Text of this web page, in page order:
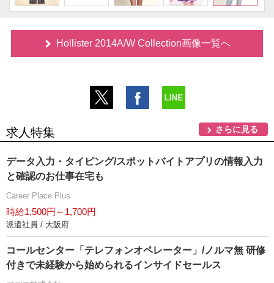
Hollister 2014A/W Collection画像一覧へ
求人特集 さらに見る
データ入力・タイピング/スポットバイトアプリの情報入力
と確認のお仕事在宅も
Career Place Plus
時給1,500円～1,700円
派遣社員 / 大阪府
コールセンター「テレフォンオペレーター」/ノルマ無 研修
付きで未経験から始められるインサイドセールス